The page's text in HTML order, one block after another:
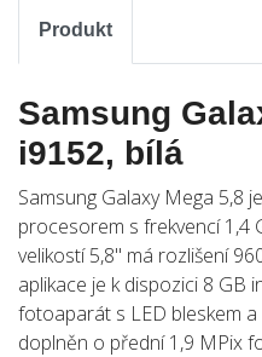
Produkt
Samsung
i9152, bílá
Samsung Galaxy Mega 5,8
procesorem s frekvencí 1,4
velikostí 5,8" má rozlišení
aplikace je k dispozici 8 GB
fotoaparát s LED bleskem
doplněn o přední 1,9 MPix